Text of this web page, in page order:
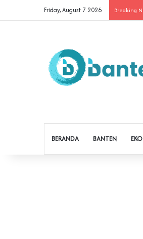
Friday, August 7 2026 Breaking
BERANDA BANTEN